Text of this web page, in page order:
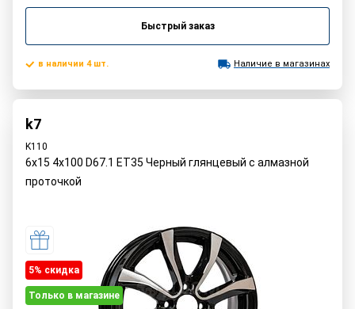
Быстрый заказ
в наличии 4 шт. Наличие в магазинах
k7
K110
6x15 4x100 D67.1 ET35 Черный глянцевый с алмазной
проточкой
5% cкидка
Только в магазине